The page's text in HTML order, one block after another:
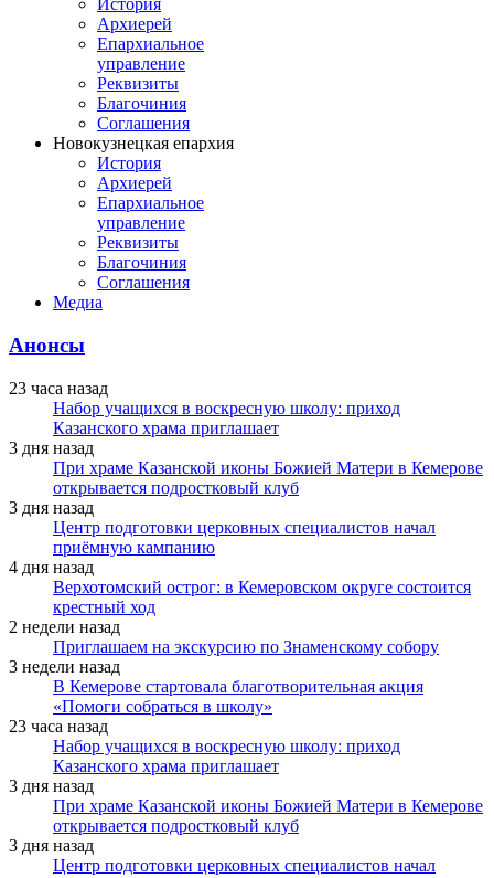
История
Архиерей
Епархиальное
управление
Реквизиты
Благочиния
Соглашения
Новокузнецкая епархия
История
Архиерей
Епархиальное
управление
Реквизиты
Благочиния
Соглашения
Медиа
Анонсы
23 часа назад
Набор учащихся в воскресную школу: приход
Казанского храма приглашает
3 дня назад
При храме Казанской иконы Божией Матери в Кемерове
открывается подростковый клуб
3 дня назад
Центр подготовки церковных специалистов начал
приёмную кампанию
4 дня назад
Верхотомский острог: в Кемеровском округе состоится
крестный ход
2 недели назад
Приглашаем на экскурсию по Знаменскому собору
3 недели назад
В Кемерове стартовала благотворительная акция
«Помоги собраться в школу»
23 часа назад
Набор учащихся в воскресную школу: приход
Казанского храма приглашает
3 дня назад
При храме Казанской иконы Божией Матери в Кемерове
открывается подростковый клуб
3 дня назад
Центр подготовки церковных специалистов начал